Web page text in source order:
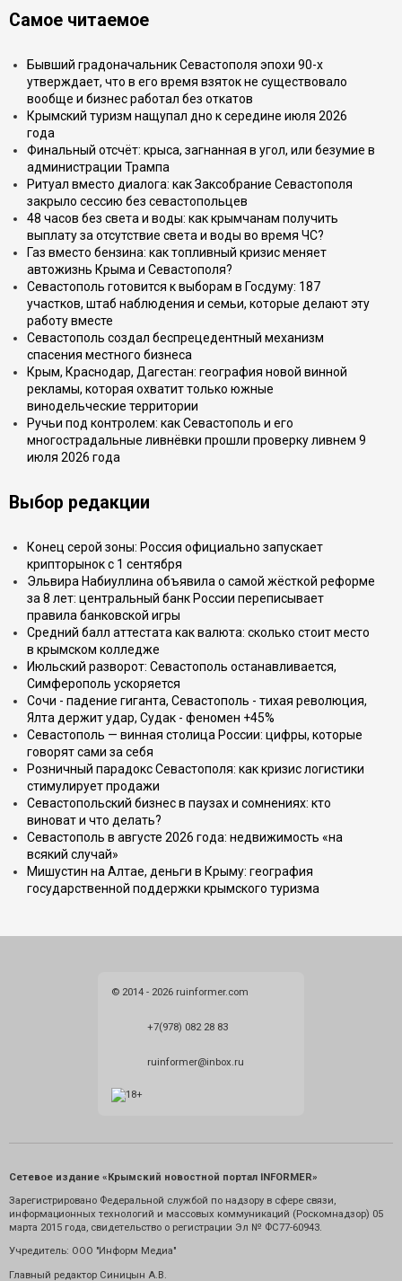
Самое читаемое
Бывший градоначальник Севастополя эпохи 90-х
утверждает, что в его время взяток не существовало
вообще и бизнес работал без откатов
Крымский туризм нащупал дно к середине июля 2026
года
Финальный отсчёт: крыса, загнанная в угол, или безумие в
администрации Трампа
Ритуал вместо диалога: как Заксобрание Севастополя
закрыло сессию без севастопольцев
48 часов без света и воды: как крымчанам получить
выплату за отсутствие света и воды во время ЧС?
Газ вместо бензина: как топливный кризис меняет
автожизнь Крыма и Севастополя?
Севастополь готовится к выборам в Госдуму: 187
участков, штаб наблюдения и семьи, которые делают эту
работу вместе
Севастополь создал беспрецедентный механизм
спасения местного бизнеса
Крым, Краснодар, Дагестан: география новой винной
рекламы, которая охватит только южные
винодельческие территории
Ручьи под контролем: как Севастополь и его
многострадальные ливнёвки прошли проверку ливнем 9
июля 2026 года
Выбор редакции
Конец серой зоны: Россия официально запускает
крипторынок с 1 сентября
Эльвира Набиуллина объявила о самой жёсткой реформе
за 8 лет: центральный банк России переписывает
правила банковской игры
Средний балл аттестата как валюта: сколько стоит место
в крымском колледже
Июльский разворот: Севастополь останавливается,
Симферополь ускоряется
Сочи - падение гиганта, Севастополь - тихая революция,
Ялта держит удар, Судак - феномен +45%
Севастополь — винная столица России: цифры, которые
говорят сами за себя
Розничный парадокс Севастополя: как кризис логистики
стимулирует продажи
Севастопольский бизнес в паузах и сомнениях: кто
виноват и что делать?
Севастополь в августе 2026 года: недвижимость «на
всякий случай»
Мишустин на Алтае, деньги в Крыму: география
государственной поддержки крымского туризма
© 2014 - 2026 ruinformer.com
+7(978) 082 28 83
ruinformer@inbox.ru
Сетевое издание «Крымский новостной портал INFORMER»
Зарегистрировано Федеральной службой по надзору в сфере связи,
информационных технологий и массовых коммуникаций (Роскомнадзор) 05
марта 2015 года, свидетельство о регистрации Эл № ФС77-60943.
Учредитель: ООО "Информ Медиа"
Главный редактор Синицын А.В.